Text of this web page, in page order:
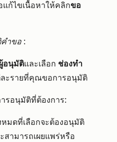
ก้ไขเนื้อหาให้คลิกขอ
ำขอ :
อนุมัติและเลือก ช่องทำ
ละรายที่คุณขอการอนุมัติ
รอนุมัติที่ต้องการ:
มดที่เลือกจะต้องอนุมัติ
ามารถเผยแพร่หรือ